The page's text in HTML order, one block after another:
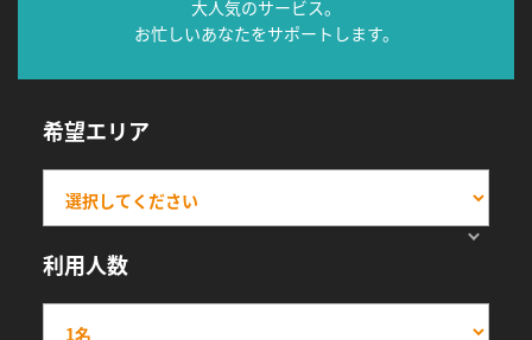
大人気のサービス。
お忙しいあなたをサポートします。
希望エリア
利用人数